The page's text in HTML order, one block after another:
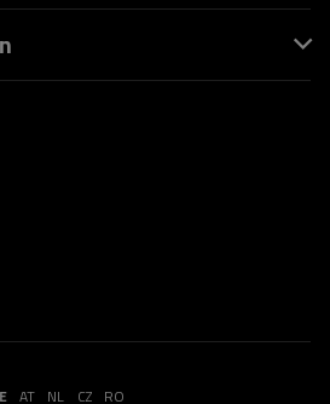
AT NL CZ RO